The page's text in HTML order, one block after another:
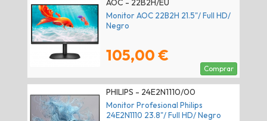
AOC - 22B2H/EU
Monitor AOC 22B2H 21.5"/ Full HD/
Negro
105,00 €
Comprar
PHILIPS - 24E2N1110/00
Monitor Profesional Philips
24E2N1110 23.8"/ Full HD/ Negro